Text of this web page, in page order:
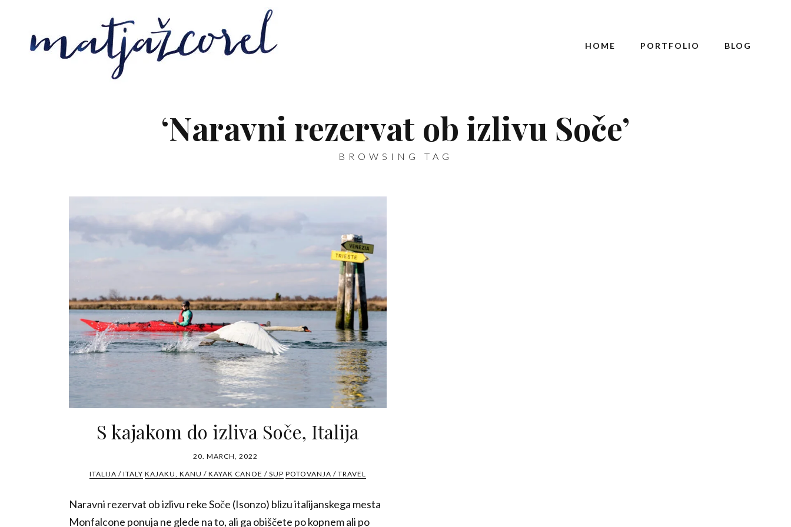
HOME PORTFOLIO BLOG
‘Naravni rezervat ob izlivu Soče’
BROWSING TAG
S kajakom do izliva Soče, Italija
20. MARCH, 2022
ITALIJA / ITALY KAJAKU, KANU / KAYAK CANOE / SUP POTOVANJA / TRAVEL
Naravni rezervat ob izlivu reke Soče (Isonzo) blizu italijanskega mesta
Monfalcone ponuja ne glede na to, ali ga obiščete po kopnem ali po